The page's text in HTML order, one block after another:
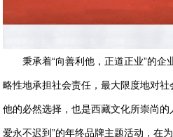
秉承着“向善利他，正道正业”的
略性地承担社会责任，最大限度地对
他的必然选择，也是西藏文化所崇尚
爱永不迟到”的年终品牌主题活动，在